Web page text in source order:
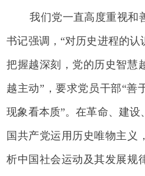
我们党一直高度重视和
书记强调，“对历史进程的
把握越深刻，党的历史智慧
越主动”，要求党员干部“善
现象看本质”。在革命、建
国共产党运用历史唯物主义
析中国社会运动及其发展规